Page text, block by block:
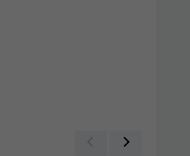
Zurück